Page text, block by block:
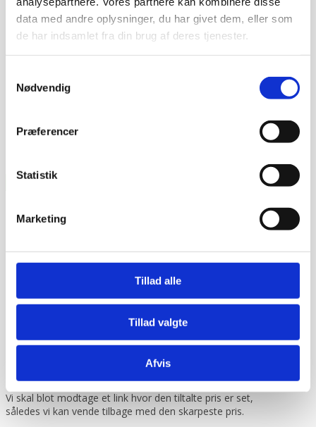
data med andre oplysninger, du har givet dem, eller som
de har indsamlet fra din brug af deres tjenester.
Nødvendig
Præferencer
Statistik
Marketing
Tillad alle
Tillad valgte
Afvis
Besked
Har du fundet et billigere produkt som vi skal pris matche?
Vi skal blot modtage et link hvor den tiltalte pris er set,
således vi kan vende tilbage med den skarpeste pris.